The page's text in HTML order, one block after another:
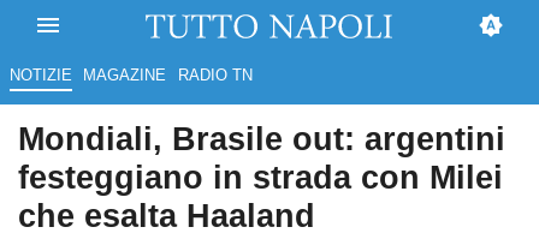
NOTIZIE MAGAZINE RADIO TN
Mondiali, Brasile out: argentini
festeggiano in strada con Milei
che esalta Haaland